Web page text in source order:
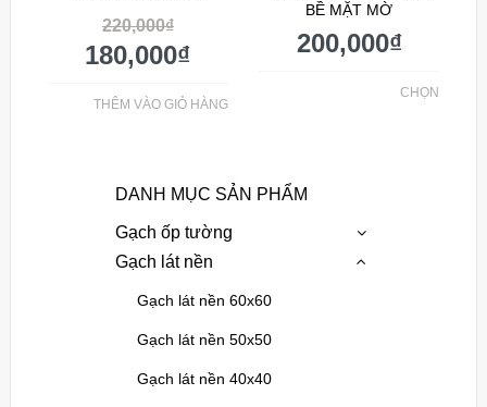
220,000₫
180,000₫
THÊM VÀO GIỎ HÀNG
BỀ MẶT MỜ
200,000₫
CHỌN
DANH MỤC SẢN PHẨM
Gạch ốp tường
Gạch lát nền
Gạch lát nền 60x60
Gạch lát nền 50x50
Gạch lát nền 40x40